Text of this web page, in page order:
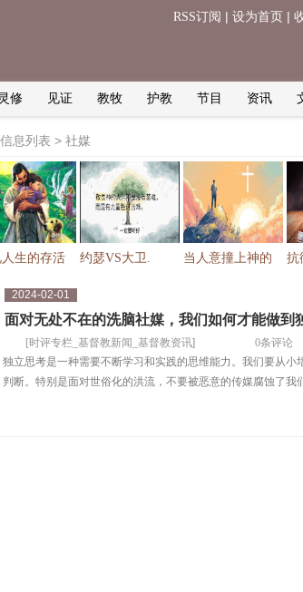
RSS订阅 | 设为首页|
灵修 见证 教牧 护教 节目 资讯
息列表 > 社媒
人生的存活 约瑟VS大卫. 当人意撞上神的 抗
2024-02-01
面对无处不在的洗脑社媒，我们如何才能做到
[时评专栏_基督教新闻_基督教资讯] 0条评论
独立思考是一种需要不断学习和实践的思维能力。我们要从
判断。特别是面对世俗化的洪流，不要被恶意的传媒腐蚀了